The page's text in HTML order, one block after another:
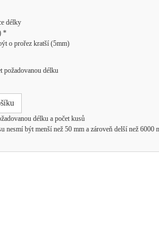
délky
*
o prořez kratší (5mm)
požadovanou délku
délku a počet kusů
nesmí být menší než 50 mm a zároveň delší než 6000